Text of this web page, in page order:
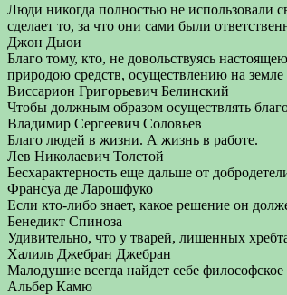
Люди никогда полностью не использовали
сделает то, за что они сами были
Джон Дьюи
Благо тому, кто, не довольствуясь
природою средств, осуществлению на земле
Виссарион Григорьевич Белинский
Чтобы должным образом осуществлять
Владимир Сергеевич Соловьев
Благо людей в жизни. А жизнь в работе.
Лев Николаевич Толстой
Бесхарактерность еще дальше от
Франсуа де Ларошфуко
Если кто-либо знает, какое решение он
Бенедикт Спиноза
Удивительно, что у тварей, лишенных
Халиль Джебран Джебран
Малодушие всегда найдет себе философское
Альбер Камю